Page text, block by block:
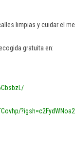
limpias y cuidar el
gratuita en: